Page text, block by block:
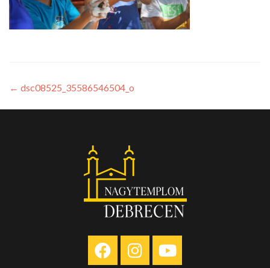
← dsc08525_35586546504_o